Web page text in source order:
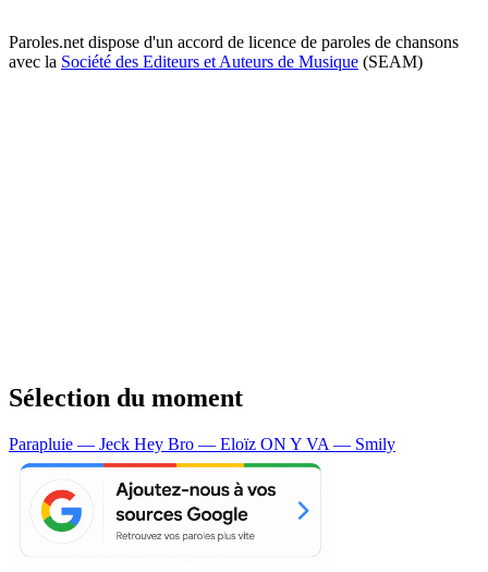
Paroles.net dispose d'un accord de licence de paroles de chansons
avec la Société des Editeurs et Auteurs de Musique (SEAM)
Sélection du moment
Parapluie — Jeck Hey Bro — Eloïz ON Y VA — Smily